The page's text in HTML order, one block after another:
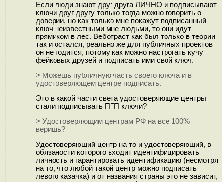
Если люди знают друг друга ЛИЧНО и подписывают
ключи друг другу только тогда можно говорить о
доверии, но как только мне покажут подписанный
ключ неизвестными мне людьми, то они идут
прямиком в лес. Веботраст как был только в теории
так и остался, реально же для публичных проектов
он не годится, потому как можно настрогать кучу
фейковых друзей и подписать ими свой ключ.
> Можешь публичную часть своего ключа и в
удостоверяющем центре подписать.
Это в какой части света удостоверяющие центры
стали подписывать ПГП ключи?
> Удостоверяющим центрам РФ на все 100%
веришь?
Удостоверяющий центр на то и удостоверяющий, в
обязаности которого входит идентифицировать
личность и гарантировать идентификацию (несмотря
на то, что любой такой центр можно подписать
левого казачка) и от названия страны это не зависит,